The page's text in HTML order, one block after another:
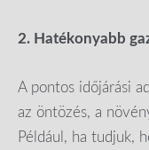
2. Hatékonyabb
A pontos időjárási
az öntözés, a
Például, ha tudjuk,